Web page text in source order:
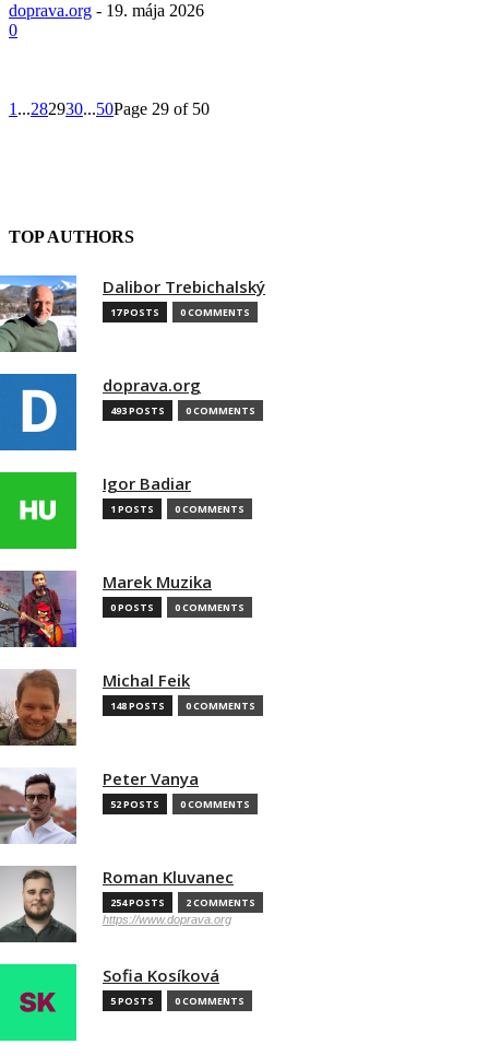
doprava.org - 19. mája 2026
0
1 ...282930...50Page 29 of 50
TOP AUTHORS
Dalibor Trebichalský
17 POSTS 0 COMMENTS
doprava.org
493 POSTS 0 COMMENTS
Igor Badiar
1 POSTS 0 COMMENTS
Marek Muzika
0 POSTS 0 COMMENTS
Michal Feik
148 POSTS 0 COMMENTS
Peter Vanya
52 POSTS 0 COMMENTS
Roman Kluvanec
254 POSTS 2 COMMENTS
https://www.doprava.org
Sofia Kosíková
5 POSTS 0 COMMENTS